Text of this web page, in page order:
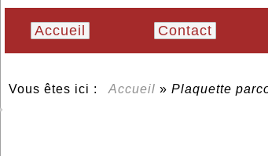
Accueil Contact
Vous êtes ici : Accueil » Plaquette